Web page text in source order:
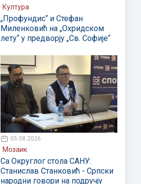
Култура
„Профундис“ и Стефан
Миленковић на „Охридском
лету“ у предворју „Св. Софије“
05.08.2026
Мозаик
Са Округлог стола САНУ:
Станислав Станковић - Српски
народни говори на подручју